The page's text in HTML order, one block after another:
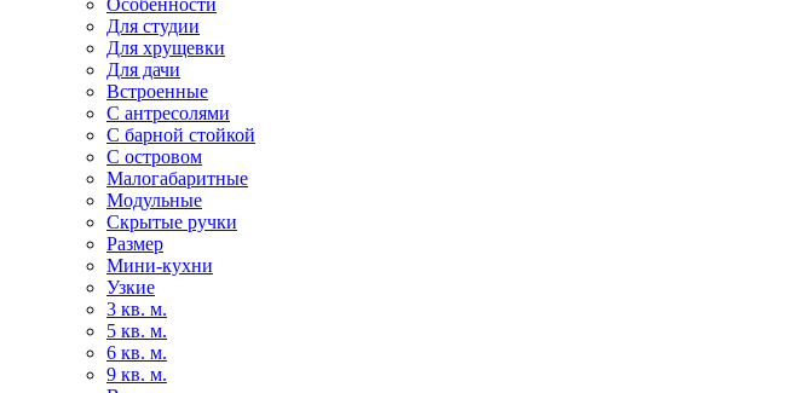
Для студии
Для хрущевки
Для дачи
Встроенные
С антресолями
С барной стойкой
С островом
Малогабаритные
Модульные
Скрытые ручки
Размер
Мини-кухни
Узкие
3 кв. м.
5 кв. м.
6 кв. м.
9 кв. м.